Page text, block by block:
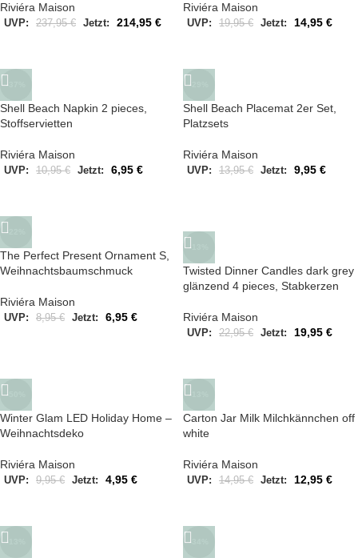
Riviéra Maison
UVP: 237,95€ Jetzt: 214,95 €
Riviéra Maison
UVP: 19,95€ Jetzt: 14,95 €
-37%
Shell Beach Napkin 2 pieces,
Stoffservietten
Riviéra Maison
UVP: 10,95€ Jetzt: 6,95 €
-29%
Shell Beach Placemat 2er Set,
Platzsets
Riviéra Maison
UVP: 13,95€ Jetzt: 9,95 €
-22%
The Perfect Present Ornament S,
Weihnachtsbaumschmuck
Riviéra Maison
UVP: 8,95€ Jetzt: 6,95 €
-13%
Twisted Dinner Candles dark grey
glänzend 4 pieces, Stabkerzen
Riviéra Maison
UVP: 22,95€ Jetzt: 19,95 €
-50%
Winter Glam LED Holiday Home –
Weihnachtsdeko
Riviéra Maison
UVP: 9,95€ Jetzt: 4,95 €
-13%
Carton Jar Milk Milchkännchen off
white
Riviéra Maison
UVP: 14,95€ Jetzt: 12,95 €
-13% -34%